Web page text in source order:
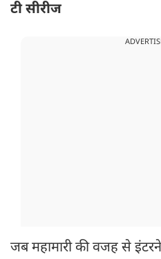
टी सीरीज
जब महामारी की वजह से